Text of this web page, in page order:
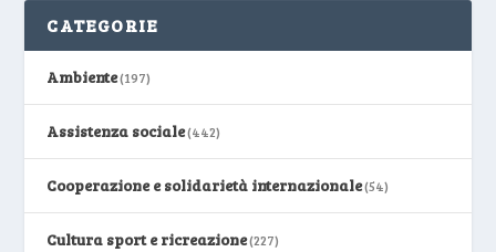
CATEGORIE
Ambiente(197)
Assistenza sociale(442)
Cooperazione e solidarietà internazionale(54)
Cultura sport e ricreazione(227)